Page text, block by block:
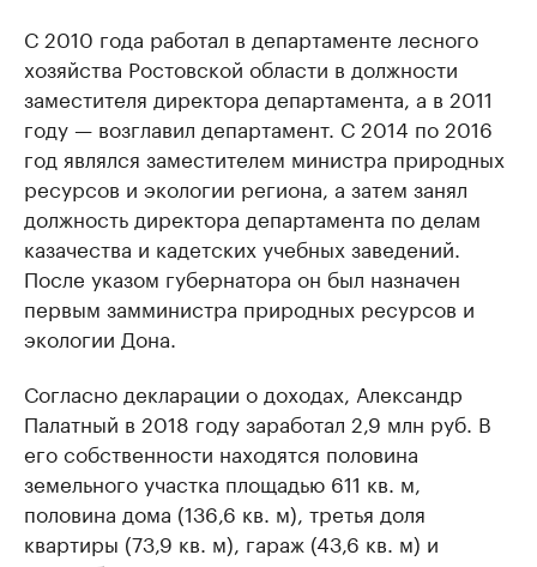
С 2010 года работал в департаменте лесного
хозяйства Ростовской области в должности
заместителя директора департамента, а в 2011
году — возглавил департамент. С 2014 по 2016
год являлся заместителем министра природных
ресурсов и экологии региона, а затем занял
должность директора департамента по делам
казачества и кадетских учебных заведений.
После указом губернатора он был назначен
первым замминистра природных ресурсов и
экологии Дона.
Согласно декларации о доходах, Александр
Палатный в 2018 году заработал 2,9 млн руб. В
его собственности находятся половина
земельного участка площадью 611 кв. м,
половина дома (136,6 кв. м), третья доля
квартиры (73,9 кв. м), гараж (43,6 кв. м) и